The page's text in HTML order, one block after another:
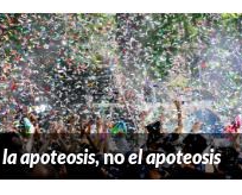
la apoteosis, noel apoteosis